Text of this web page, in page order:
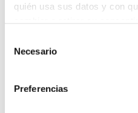
quién usa sus datos y con
el Menú de consentimiento.
Recopilar información
Necesario
Preferencias
Contact